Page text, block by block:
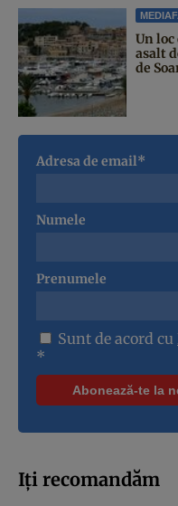
Un
asalt
de
Adresa de email*
Numele
Prenumele
Sunt de acord cu
*
Iți recomandăm